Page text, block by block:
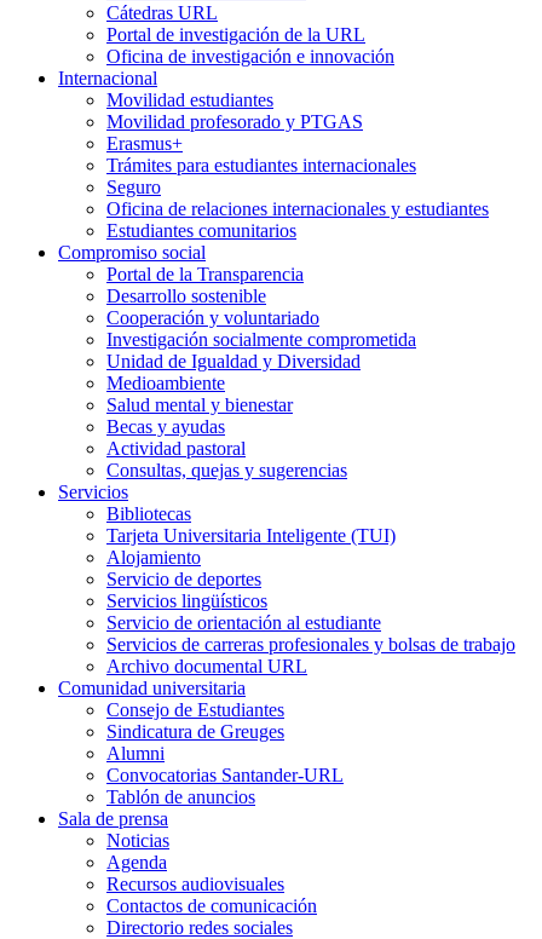
Cátedras URL
Portal de investigación de la URL
Oficina de investigación e innovación
Internacional
Movilidad estudiantes
Movilidad profesorado y PTGAS
Erasmus+
Trámites para estudiantes internacionales
Seguro
Oficina de relaciones internacionales y estudiantes
Estudiantes comunitarios
Compromiso social
Portal de la Transparencia
Desarrollo sostenible
Cooperación y voluntariado
Investigación socialmente comprometida
Unidad de Igualdad y Diversidad
Medioambiente
Salud mental y bienestar
Becas y ayudas
Actividad pastoral
Consultas, quejas y sugerencias
Servicios
Bibliotecas
Tarjeta Universitaria Inteligente (TUI)
Alojamiento
Servicio de deportes
Servicios lingüísticos
Servicio de orientación al estudiante
Servicios de carreras profesionales y bolsas de trabajo
Archivo documental URL
Comunidad universitaria
Consejo de Estudiantes
Sindicatura de Greuges
Alumni
Convocatorias Santander-URL
Tablón de anuncios
Sala de prensa
Noticias
Agenda
Recursos audiovisuales
Contactos de comunicación
Directorio redes sociales